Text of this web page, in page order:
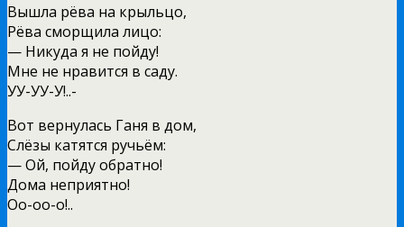
Вышла рёва на крыльцо,
Рёва сморщила лицо:
— Никуда я не пойду!
Мне не нравится в саду.
УУ-УУ-У!..-
Вот вернулась Ганя в дом,
Слёзы катятся ручьём:
— Ой, пойду обратно!
Дома неприятно!
Оо-оо-о!..